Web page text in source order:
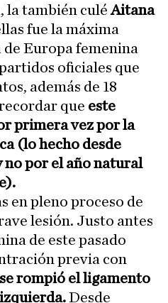
la también culéAitana
fue la máxima
de Europa femenina
oficiales que
además de 18
que este
primera vez por la
(lo hecho desde
por el año natural
en pleno proceso de
lesión. Justo antes
de este pasado
previa con
se rompió el ligamento
Desde